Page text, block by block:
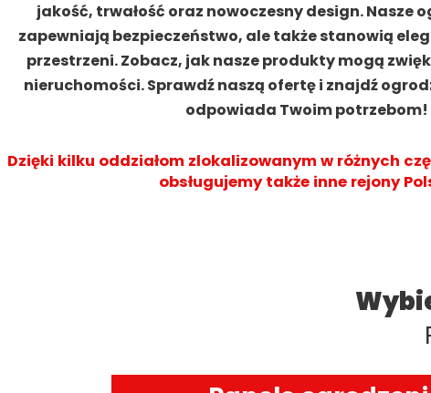
jakość, trwałość oraz nowoczesny design. Nasze
zapewniają bezpieczeństwo, ale także stanowią
przestrzeni. Zobacz, jak nasze produkty mogą
nieruchomości. Sprawdź naszą ofertę i znajdź
odpowiada Twoim potrzebom!
Dzięki kilku oddziałom zlokalizowanym w różnych
obsługujemy także inne rejony